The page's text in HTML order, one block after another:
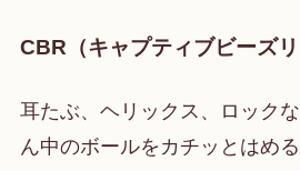
CBR（キャプティブビーズリ
耳たぶ、ヘリックス、ロック
ん中のボールをカチッとはめる